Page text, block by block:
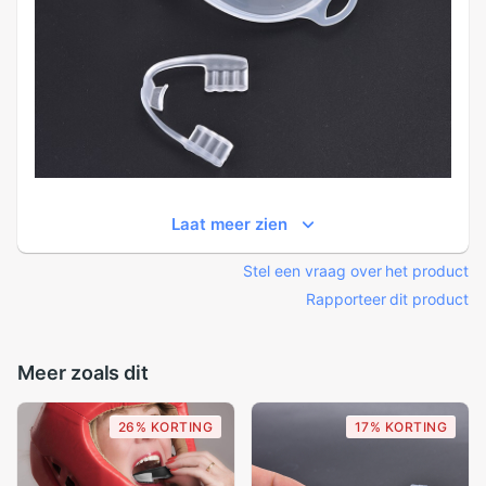
Laat meer zien
Stel een vraag over het product
Rapporteer dit product
Meer zoals dit
26% KORTING 17% KORTING